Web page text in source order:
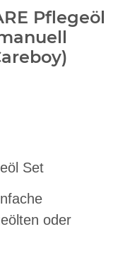
Pflegeöl
Set
oder